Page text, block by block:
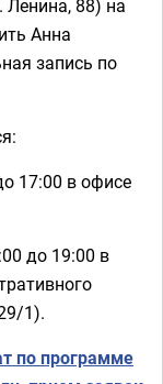
88) на
Анна
запись по
17:00 в офисе
до 19:00 в
1).
по программе